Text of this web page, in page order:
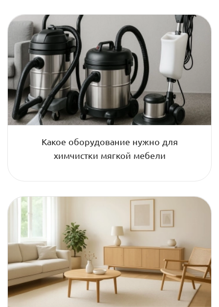
Какое оборудование нужно для
химчистки мягкой мебели